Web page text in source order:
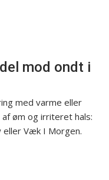
mod ondt i
med varme eller
øm og irriteret hals:
eller Væk I Morgen.